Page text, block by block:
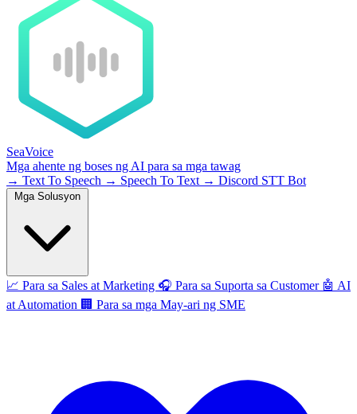
SeaVoice
Mga ahente ng boses ng AI para sa mga tawag
→ Text To Speech → Speech To Text → Discord STT Bot
📈 Para sa Sales at Marketing 🎧 Para sa Suporta sa Customer 🤖 AI
at Automation 🏢 Para sa mga May-ari ng SME